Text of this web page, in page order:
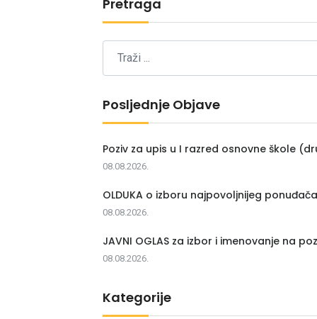
Pretraga
Posljednje Objave
Poziv za upis u I razred osnovne škole
08.08.2026.
OLDUKA o izboru najpovoljnijeg
08.08.2026.
JAVNI OGLAS za izbor i imenovanje na
08.08.2026.
Kategorije